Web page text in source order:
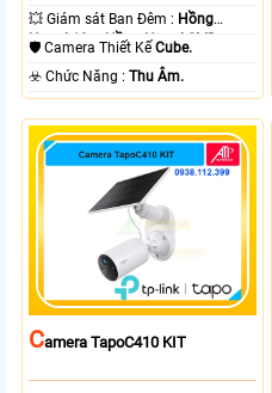
💥 Giám sát Ban Đêm : Hồng
Ngoại 10m Hồng Ngoại SMD.
🛡 Camera Thiết KếCube.
️☣️ Chức Năng :Thu Âm.
CAmera TapoC410 KIT